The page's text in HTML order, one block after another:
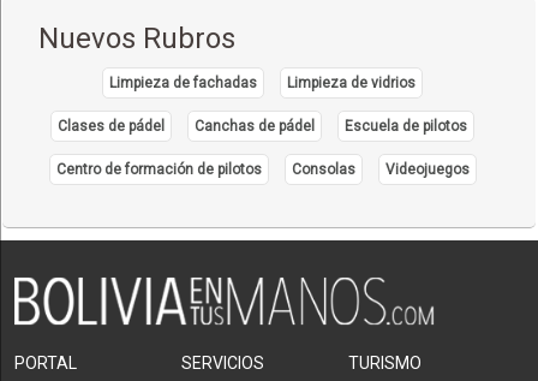
Nuevos Rubros
Limpieza de fachadas Limpieza de vidrios
Clases de pádel Canchas de pádel Escuela de pilotos
Centro de formación de pilotos Consolas Videojuegos
PORTAL SERVICIOS TURISMO